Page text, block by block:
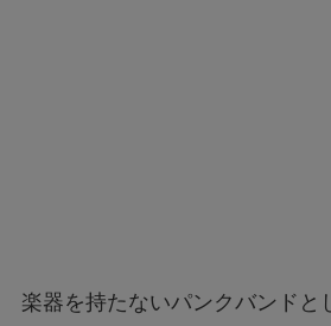
楽器を持たないパンクバンドと